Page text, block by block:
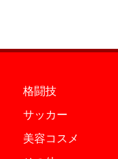
格闘技
サッカー
美容コスメ